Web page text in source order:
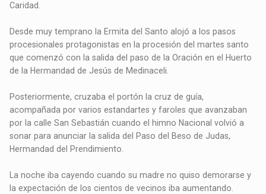
Caridad.
Desde muy temprano la Ermita del Santo alojó a los pasos
procesionales protagonistas en la procesión del martes santo
que comenzó con la salida del paso de la Oración en el Huerto
de la Hermandad de Jesús de Medinaceli.
Posteriormente, cruzaba el portón la cruz de guía,
acompañada por varios estandartes y faroles que avanzaban
por la calle San Sebastián cuando el himno Nacional volvió a
sonar para anunciar la salida del Paso del Beso de Judas,
Hermandad del Prendimiento.
La noche iba cayendo cuando su madre no quiso demorarse y
la expectación de los cientos de vecinos iba aumentando.